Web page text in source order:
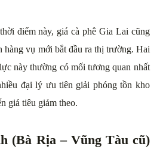
điểm này, giá cà phê Gia Lai cũng
hàng vụ mới bắt đầu ra thị trường. Hai
này thường có mối tương quan nhất
đại lý ưu tiên giải phóng tồn kho
giá tiêu giảm theo.
(Bà Rịa – Vũng Tàu cũ)